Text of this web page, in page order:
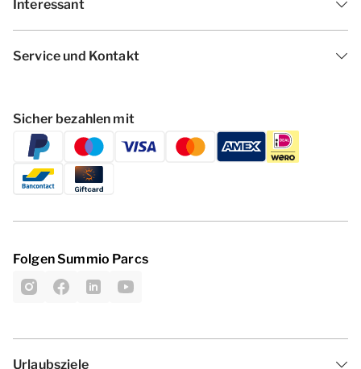
Interessant
Service und Kontakt
Sicher bezahlen mit
Folgen Summio Parcs
Urlaubsziele